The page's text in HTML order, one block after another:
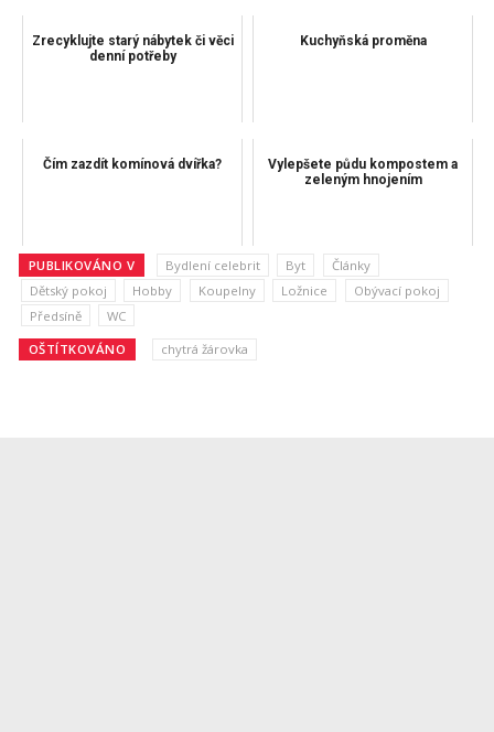
Zrecyklujte starý nábytek či věci
denní potřeby
Kuchyňská proměna
Čím zazdít komínová dvířka?
Vylepšete půdu kompostem a
zeleným hnojením
PUBLIKOVÁNO V Bydlení celebrit Byt
Články
Dětský pokoj
Hobby Koupelny Ložnice
Obývací pokoj
Předsíně
WC
OŠTÍTKOVÁNO chytrá žárovka